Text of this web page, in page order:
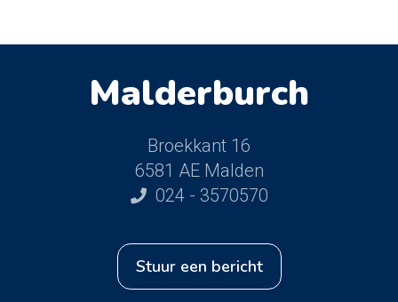
Malderburch
Broekkant 16
6581 AE Malden
024 - 3570570
stuur een bericht